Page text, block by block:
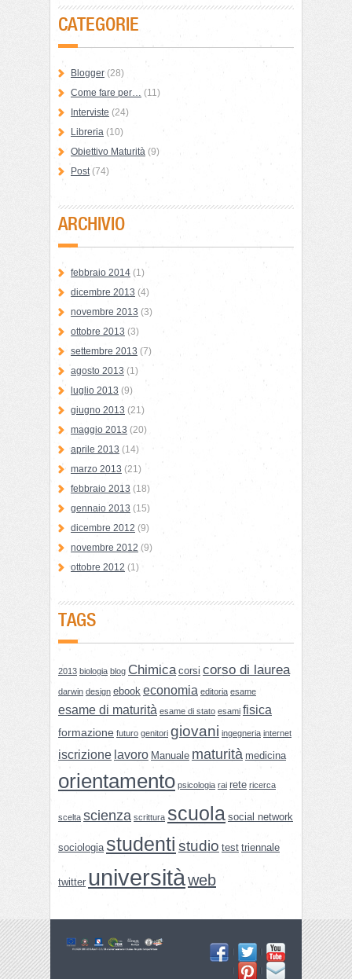
CATEGORIE
Blogger (28)
Come fare per… (11)
Interviste (24)
Libreria (10)
Obiettivo Maturità (9)
Post(74)
ARCHIVIO
febbraio 2014 (1)
dicembre 2013 (4)
novembre 2013 (3)
ottobre 2013 (3)
settembre 2013 (7)
agosto 2013 (1)
luglio 2013 (9)
giugno 2013 (21)
maggio 2013 (20)
aprile 2013 (14)
marzo 2013 (21)
febbraio 2013 (18)
gennaio 2013 (15)
dicembre 2012 (9)
novembre 2012 (9)
ottobre 2012 (1)
TAGS
2013 biologia blog Chimica corsi corso di laurea
darwin design ebook economia editoria esame
esame di maturità esame di stato esami fisica
formazione futuro genitori giovani ingegneria internet
iscrizione lavoro Manuale maturità medicina
orientamento psicologia rai rete ricerca
scelta scienza scrittura scuola social network
sociologia studenti studio test triennale
twitter universitàweb